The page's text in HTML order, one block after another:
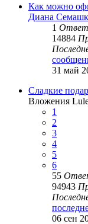
Как можно
Диана
1
14884
31 май
Сладкие
Вложения
1
2
3
4
5
6
55
94943
06 сен